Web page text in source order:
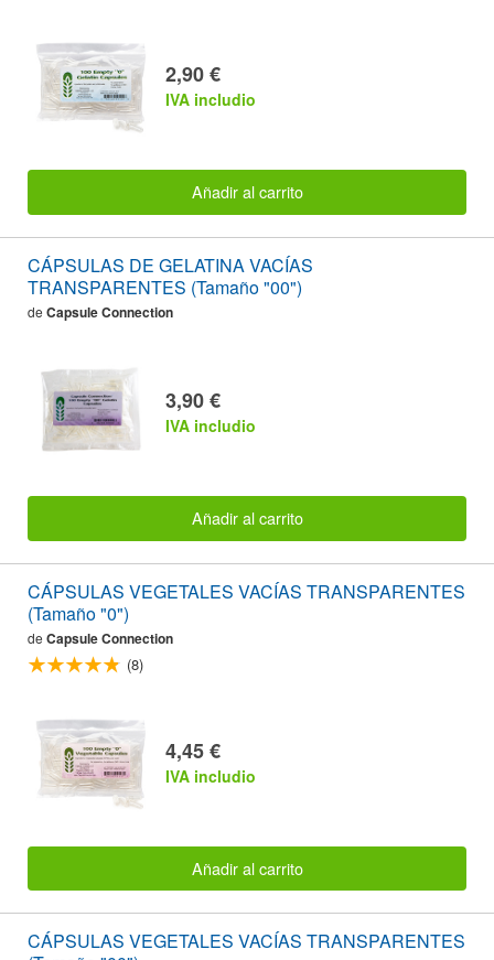
2,90 €
IVA includio
Añadir al carrito
CÁPSULAS DE GELATINA VACÍAS
TRANSPARENTES (Tamaño "00")
de Capsule Connection
3,90 €
IVA includio
Añadir al carrito
CÁPSULAS VEGETALES VACÍAS TRANSPARENTES
(Tamaño "0")
de Capsule Connection
(8)
4,45 €
IVA includio
Añadir al carrito
CÁPSULAS VEGETALES VACÍAS TRANSPARENTES